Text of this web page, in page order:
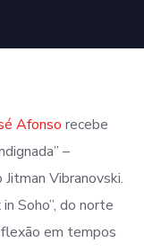
Afonso recebe
–
Vibranovski.
Soho”, do norte
em tempos